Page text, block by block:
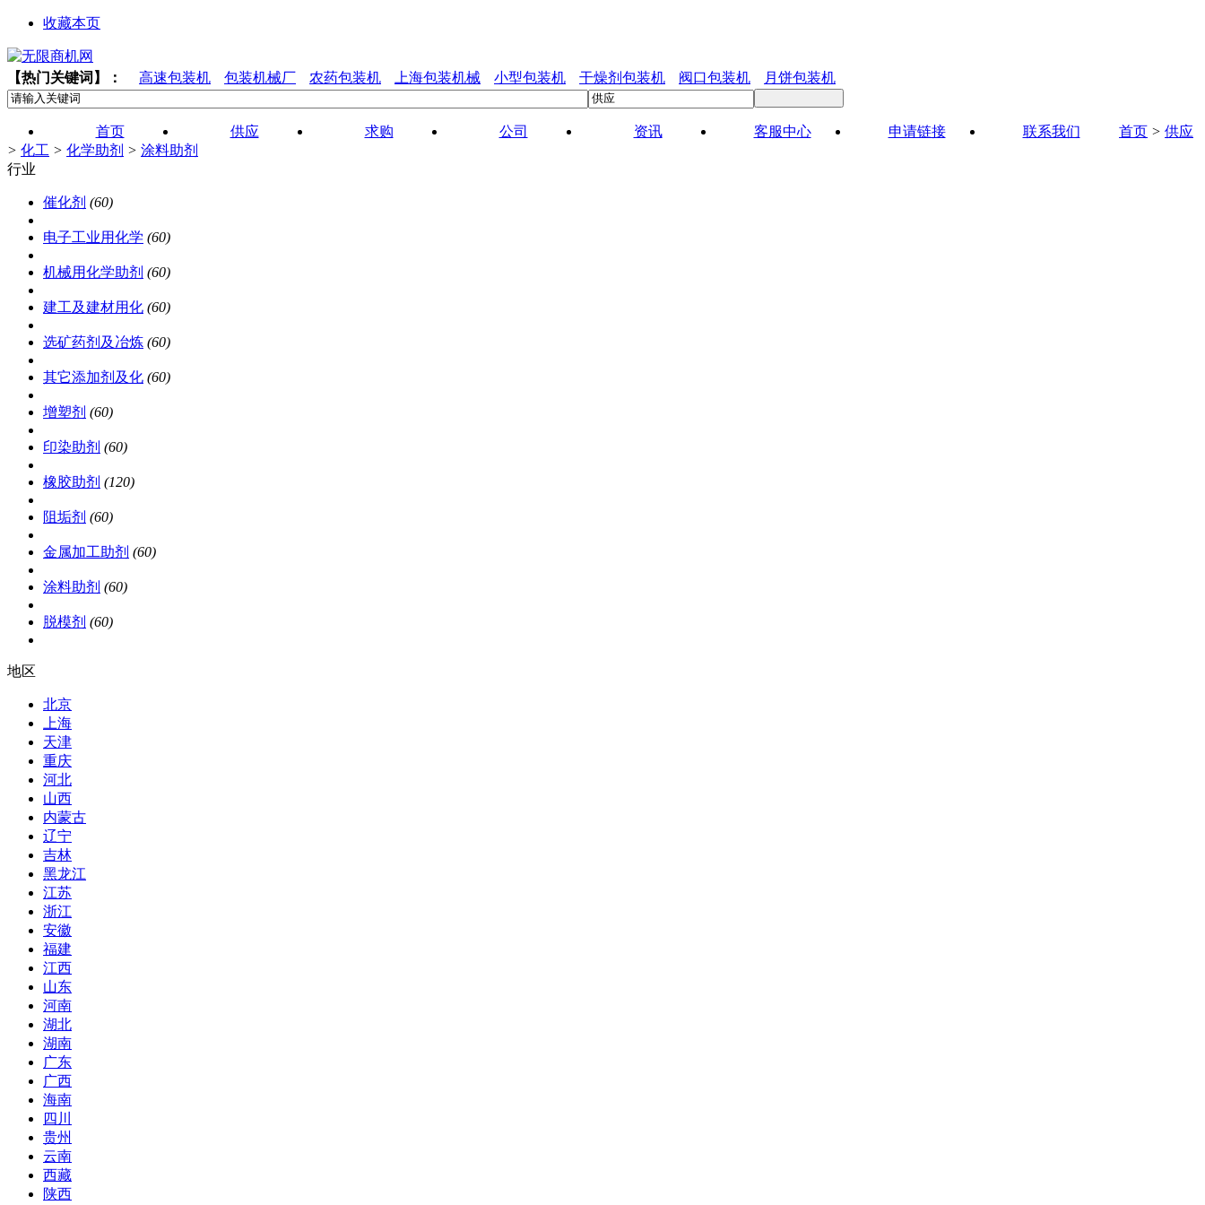
收藏本页
【热门关键词】： 高速包装机 包装机械厂 农药包装机 上海包装机械 小型包装机 干燥剂包装机 阀口包装机 月饼包装机
首页 供应 求购 公司 资讯 客服中心 申请链接 联系我们 首页 > 供应
> 化工 > 化学助剂 > 涂料助剂
行业
催化剂 (60)
电子工业用化学 (60)
机械用化学助剂 (60)
建工及建材用化 (60)
选矿药剂及冶炼 (60)
其它添加剂及化 (60)
增塑剂 (60)
印染助剂 (60)
橡胶助剂 (120)
阻垢剂 (60)
金属加工助剂 (60)
涂料助剂 (60)
脱模剂 (60)
地区
北京
上海
天津
重庆
河北
山西
内蒙古
辽宁
吉林
黑龙江
江苏
浙江
安徽
福建
江西
山东
河南
湖北
湖南
广东
广西
海南
四川
贵州
云南
西藏
陕西